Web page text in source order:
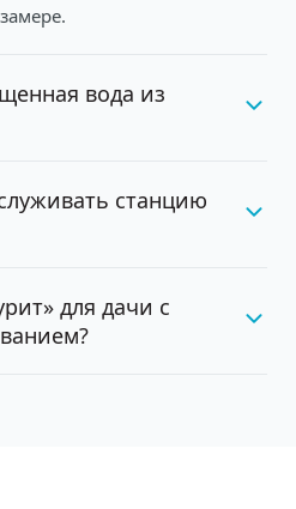
вода из
станцию
для дачи с